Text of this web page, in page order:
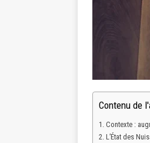
Contenu de
Contexte :
L’État des